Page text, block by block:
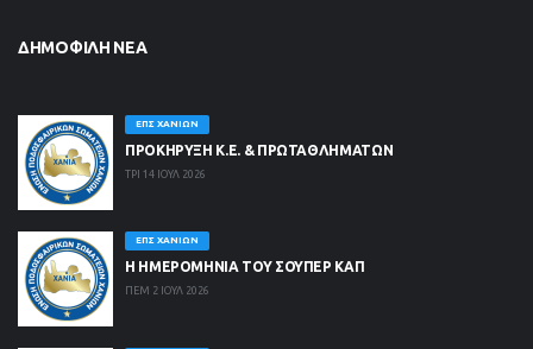
ΔΗΜΟΦΙΛΉ ΝΈΑ
ΕΠΣ ΧΑΝΊΩΝ
ΠΡΟΚΗΡΥΞΗ Κ.Ε. & ΠΡΩΤΑΘΛΗΜΑΤΩΝ
ΤΡΙ 14 ΙΟΥΛ 2026
ΕΠΣ ΧΑΝΊΩΝ
Η ΗΜΕΡΟΜΗΝΙΑ ΤΟΥ ΣΟΥΠΕΡ ΚΑΠ
ΠΕΜ 2 ΙΟΥΛ 2026